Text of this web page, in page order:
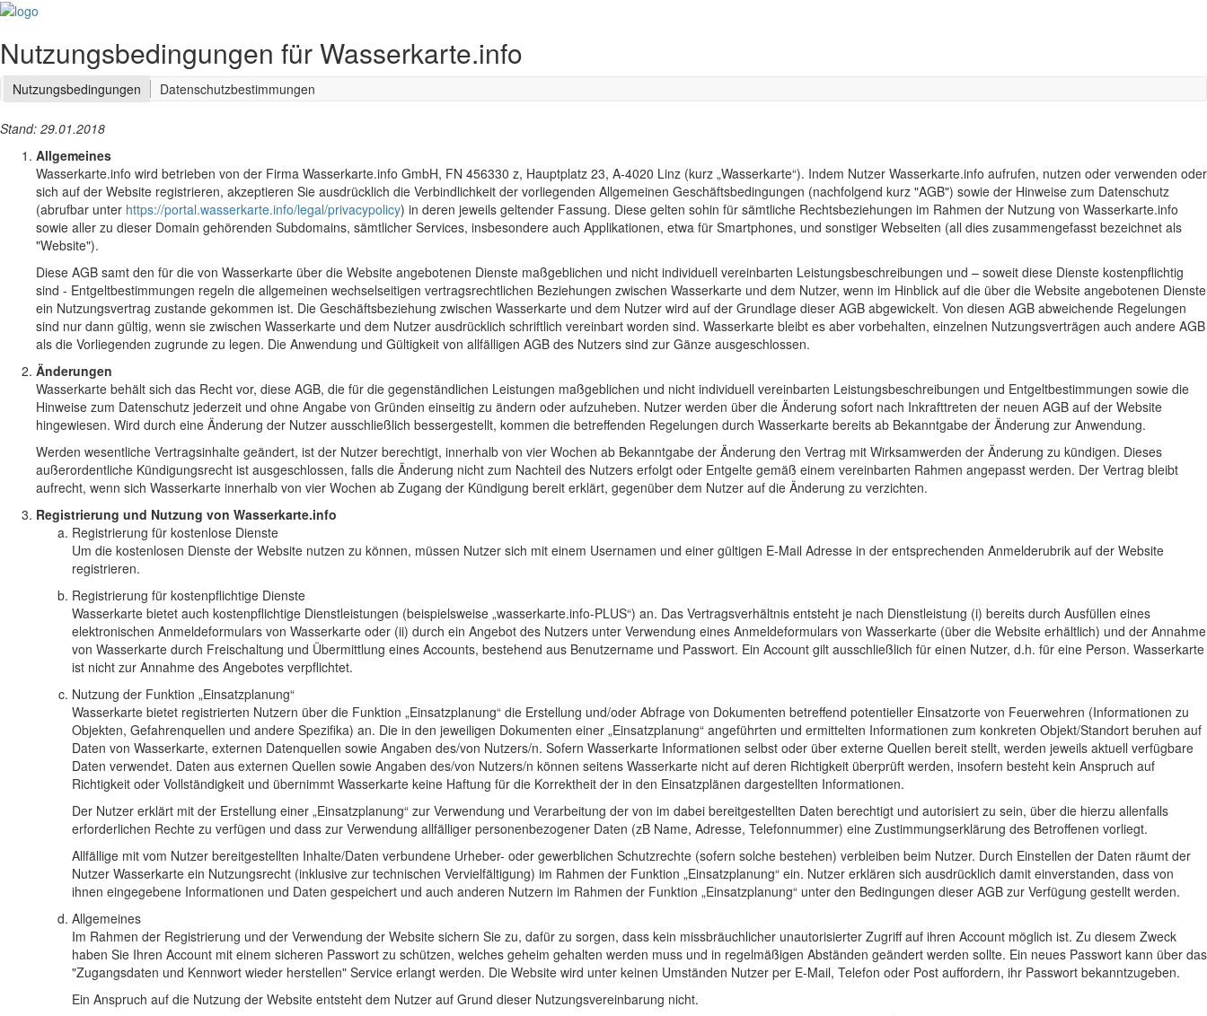
Nutzungsbedingungen für Wasserkarte.info
Nutzungsbedingungen Datenschutzbestimmungen
Stand: 29.01.2018
Allgemeines
Wasserkarte.info wird betrieben von der Firma Wasserkarte.info GmbH, FN 456330 z, Hauptplatz 23, A-4020 Linz (kurz „Wasserkarte“). Indem Nutzer Wasserkarte.info aufrufen, nutzen oder verwenden oder
sich auf der Website registrieren, akzeptieren Sie ausdrücklich die Verbindlichkeit der vorliegenden Allgemeinen Geschäftsbedingungen (nachfolgend kurz "AGB") sowie der Hinweise zum Datenschutz
(abrufbar unter https://portal.wasserkarte.info/legal/privacypolicy) in deren jeweils geltender Fassung. Diese gelten sohin für sämtliche Rechtsbeziehungen im Rahmen der Nutzung von Wasserkarte.info
sowie aller zu dieser Domain gehörenden Subdomains, sämtlicher Services, insbesondere auch Applikationen, etwa für Smartphones, und sonstiger Webseiten (all dies zusammengefasst bezeichnet als
"Website").
Diese AGB samt den für die von Wasserkarte über die Website angebotenen Dienste maßgeblichen und nicht individuell vereinbarten Leistungsbeschreibungen und – soweit diese Dienste kostenpflichtig
sind - Entgeltbestimmungen regeln die allgemeinen wechselseitigen vertragsrechtlichen Beziehungen zwischen Wasserkarte und dem Nutzer, wenn im Hinblick auf die über die Website angebotenen Dienste
ein Nutzungsvertrag zustande gekommen ist. Die Geschäftsbeziehung zwischen Wasserkarte und dem Nutzer wird auf der Grundlage dieser AGB abgewickelt. Von diesen AGB abweichende Regelungen
sind nur dann gültig, wenn sie zwischen Wasserkarte und dem Nutzer ausdrücklich schriftlich vereinbart worden sind. Wasserkarte bleibt es aber vorbehalten, einzelnen Nutzungsverträgen auch andere AGB
als die Vorliegenden zugrunde zu legen. Die Anwendung und Gültigkeit von allfälligen AGB des Nutzers sind zur Gänze ausgeschlossen.
Änderungen
Wasserkarte behält sich das Recht vor, diese AGB, die für die gegenständlichen Leistungen maßgeblichen und nicht individuell vereinbarten Leistungsbeschreibungen und Entgeltbestimmungen sowie die
Hinweise zum Datenschutz jederzeit und ohne Angabe von Gründen einseitig zu ändern oder aufzuheben. Nutzer werden über die Änderung sofort nach Inkrafttreten der neuen AGB auf der Website
hingewiesen. Wird durch eine Änderung der Nutzer ausschließlich bessergestellt, kommen die betreffenden Regelungen durch Wasserkarte bereits ab Bekanntgabe der Änderung zur Anwendung.
Werden wesentliche Vertragsinhalte geändert, ist der Nutzer berechtigt, innerhalb von vier Wochen ab Bekanntgabe der Änderung den Vertrag mit Wirksamwerden der Änderung zu kündigen. Dieses
außerordentliche Kündigungsrecht ist ausgeschlossen, falls die Änderung nicht zum Nachteil des Nutzers erfolgt oder Entgelte gemäß einem vereinbarten Rahmen angepasst werden. Der Vertrag bleibt
aufrecht, wenn sich Wasserkarte innerhalb von vier Wochen ab Zugang der Kündigung bereit erklärt, gegenüber dem Nutzer auf die Änderung zu verzichten.
Registrierung und Nutzung von Wasserkarte.info
Registrierung für kostenlose Dienste
Um die kostenlosen Dienste der Website nutzen zu können, müssen Nutzer sich mit einem Usernamen und einer gültigen E-Mail Adresse in der entsprechenden Anmelderubrik auf der Website
registrieren.
Registrierung für kostenpflichtige Dienste
Wasserkarte bietet auch kostenpflichtige Dienstleistungen (beispielsweise „wasserkarte.info-PLUS“) an. Das Vertragsverhältnis entsteht je nach Dienstleistung (i) bereits durch Ausfüllen eines
elektronischen Anmeldeformulars von Wasserkarte oder (ii) durch ein Angebot des Nutzers unter Verwendung eines Anmeldeformulars von Wasserkarte (über die Website erhältlich) und der Annahme
von Wasserkarte durch Freischaltung und Übermittlung eines Accounts, bestehend aus Benutzername und Passwort. Ein Account gilt ausschließlich für einen Nutzer, d.h. für eine Person. Wasserkarte
ist nicht zur Annahme des Angebotes verpflichtet.
Nutzung der Funktion „Einsatzplanung“
Wasserkarte bietet registrierten Nutzern über die Funktion „Einsatzplanung“ die Erstellung und/oder Abfrage von Dokumenten betreffend potentieller Einsatzorte von Feuerwehren (Informationen zu
Objekten, Gefahrenquellen und andere Spezifika) an. Die in den jeweiligen Dokumenten einer „Einsatzplanung“ angeführten und ermittelten Informationen zum konkreten Objekt/Standort beruhen auf
Daten von Wasserkarte, externen Datenquellen sowie Angaben des/von Nutzers/n. Sofern Wasserkarte Informationen selbst oder über externe Quellen bereit stellt, werden jeweils aktuell verfügbare
Daten verwendet. Daten aus externen Quellen sowie Angaben des/von Nutzers/n können seitens Wasserkarte nicht auf deren Richtigkeit überprüft werden, insofern besteht kein Anspruch auf
Richtigkeit oder Vollständigkeit und übernimmt Wasserkarte keine Haftung für die Korrektheit der in den Einsatzplänen dargestellten Informationen.
Der Nutzer erklärt mit der Erstellung einer „Einsatzplanung“ zur Verwendung und Verarbeitung der von im dabei bereitgestellten Daten berechtigt und autorisiert zu sein, über die hierzu allenfalls
erforderlichen Rechte zu verfügen und dass zur Verwendung allfälliger personenbezogener Daten (zB Name, Adresse, Telefonnummer) eine Zustimmungserklärung des Betroffenen vorliegt.
Allfällige mit vom Nutzer bereitgestellten Inhalte/Daten verbundene Urheber- oder gewerblichen Schutzrechte (sofern solche bestehen) verbleiben beim Nutzer. Durch Einstellen der Daten räumt der
Nutzer Wasserkarte ein Nutzungsrecht (inklusive zur technischen Vervielfältigung) im Rahmen der Funktion „Einsatzplanung“ ein. Nutzer erklären sich ausdrücklich damit einverstanden, dass von
ihnen eingegebene Informationen und Daten gespeichert und auch anderen Nutzern im Rahmen der Funktion „Einsatzplanung“ unter den Bedingungen dieser AGB zur Verfügung gestellt werden.
Allgemeines
Im Rahmen der Registrierung und der Verwendung der Website sichern Sie zu, dafür zu sorgen, dass kein missbräuchlicher unautorisierter Zugriff auf ihren Account möglich ist. Zu diesem Zweck
haben Sie Ihren Account mit einem sicheren Passwort zu schützen, welches geheim gehalten werden muss und in regelmäßigen Abständen geändert werden sollte. Ein neues Passwort kann über das
"Zugangsdaten und Kennwort wieder herstellen" Service erlangt werden. Die Website wird unter keinen Umständen Nutzer per E-Mail, Telefon oder Post auffordern, ihr Passwort bekanntzugeben.
Ein Anspruch auf die Nutzung der Website entsteht dem Nutzer auf Grund dieser Nutzungsvereinbarung nicht.